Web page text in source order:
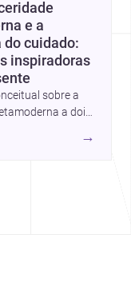
para quem
ou
e a
cuidado:
inspiradoras
sobre a
a dois
escala
estar e experiência
→